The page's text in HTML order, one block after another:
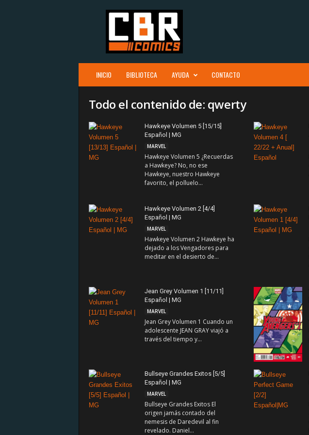
INICIO BIBLIOTECA AYUDA CONTACTO
Todo el contenido de: qwerty
Hawkeye Volumen 5 [15/15]
Español | MG
MARVEL
Hawkeye Volumen 5 ¿Recuerdas
a Hawkeye? No, no ese
Hawkeye, nuestro Hawkeye
favorito, el polluelo...
Hawkeye Volumen 2 [4/4]
Español | MG
MARVEL
Hawkeye Volumen 2 Hawkeye ha
dejado a los Vengadores para
meditar en el desierto de...
Jean Grey Volumen 1 [11/11]
Español | MG
MARVEL
Jean Grey Volumen 1 Cuando un
adolescente JEAN GRAY viajó a
través del tiempo y...
Bullseye Grandes Exitos [5/5]
Español | MG
MARVEL
Bullseye Grandes Exitos El
origen jamás contado del
nemesis de Daredevil al fin
revelado. Daniel...